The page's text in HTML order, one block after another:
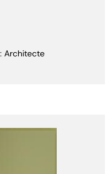
Architecte